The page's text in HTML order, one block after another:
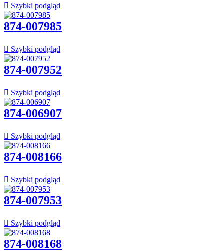
 Szybki podgląd
874-007985
 Szybki podgląd
874-007952
 Szybki podgląd
874-006907
 Szybki podgląd
874-008166
 Szybki podgląd
874-007953
 Szybki podgląd
874-008168